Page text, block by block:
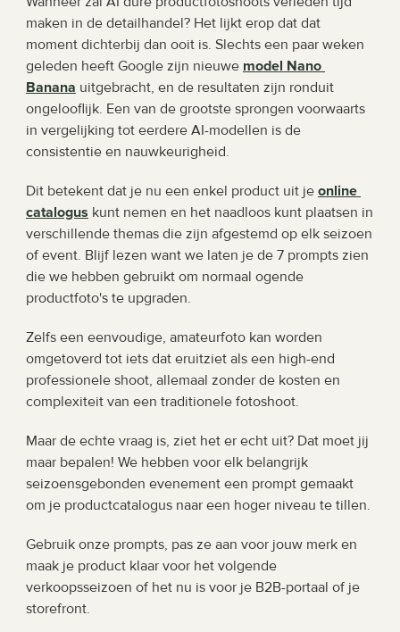
maken in de detailhandel? Het lijkt erop dat dat
moment dichterbij dan ooit is. Slechts een paar weken
geleden heeft Google zijn nieuwe model Nano
Banana uitgebracht, en de resultaten zijn ronduit
ongelooflijk. Een van de grootste sprongen voorwaarts
in vergelijking tot eerdere AI-modellen is de
consistentie en nauwkeurigheid.
Dit betekent dat je nu een enkel product uit je online
catalogus kunt nemen en het naadloos kunt plaatsen in
verschillende themas die zijn afgestemd op elk seizoen
of event. Blijf lezen want we laten je de 7 prompts zien
die we hebben gebruikt om normaal ogende
productfoto's te upgraden.
Zelfs een eenvoudige, amateurfoto kan worden
omgetoverd tot iets dat eruitziet als een high-end
professionele shoot, allemaal zonder de kosten en
complexiteit van een traditionele fotoshoot.
Maar de echte vraag is, ziet het er echt uit? Dat moet jij
maar bepalen! We hebben voor elk belangrijk
seizoensgebonden evenement een prompt gemaakt
om je productcatalogus naar een hoger niveau te tillen.
Gebruik onze prompts, pas ze aan voor jouw merk en
maak je product klaar voor het volgende
verkoopsseizoen of het nu is voor je B2B-portaal of je
storefront.